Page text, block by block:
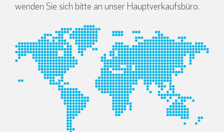
wenden Sie sich bitte an unser Hauptverkaufsbüro.